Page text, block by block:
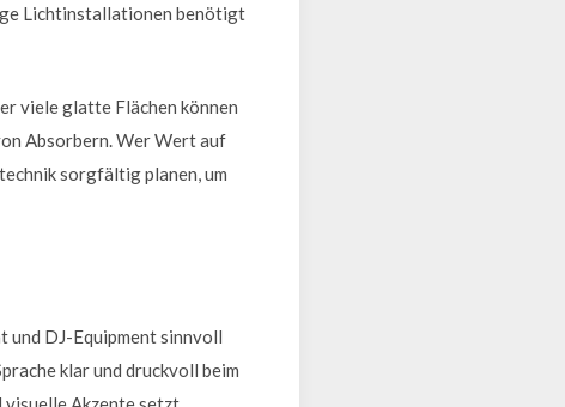
Lichtinstallationen benötigt
viele glatte Flächen können
Absorbern. Wer Wert auf
sorgfältig planen, um
und DJ-Equipment sinnvoll
klar und druckvoll beim